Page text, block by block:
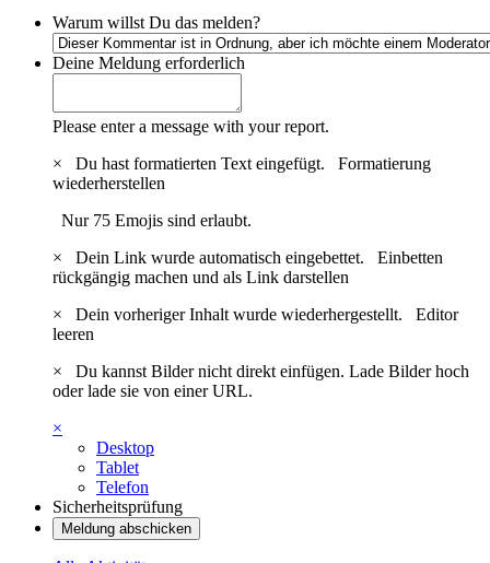
Warum willst Du das melden?
Deine Meldung erforderlich
Please enter a message with your report.
×
Du hast formatierten Text eingefügt. Formatierung
wiederherstellen
Nur 75 Emojis sind erlaubt.
×
Dein Link wurde automatisch eingebettet. Einbetten
rückgängig machen und als Link darstellen
×
Dein vorheriger Inhalt wurde wiederhergestellt. Editor
leeren
×
Du kannst Bilder nicht direkt einfügen. Lade Bilder hoch
oder lade sie von einer URL.
×
Desktop
Tablet
Telefon
Sicherheitsprüfung
Meldung abschicken